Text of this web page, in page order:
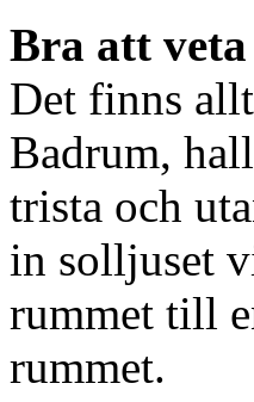
Bra att
Det finns
Badrum,
trista och
in solljuset
rummet till
rummet.